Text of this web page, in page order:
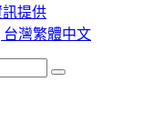
提供
台灣繁體中文